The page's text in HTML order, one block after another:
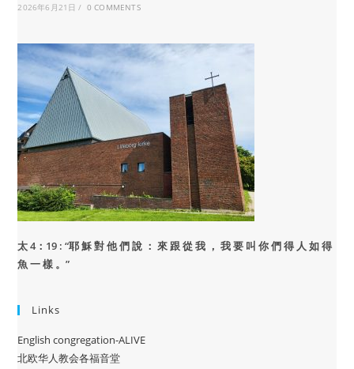
2026年6月21日 / 0 COMMENTS
太 4：19 : “耶 穌 對 他 們 說 ： 來 跟 從 我 ， 我 要 叫 你 們 得 人 如 得
魚 一 樣 。”
Links
English congregation-ALIVE
北欧华人教会各福音堂